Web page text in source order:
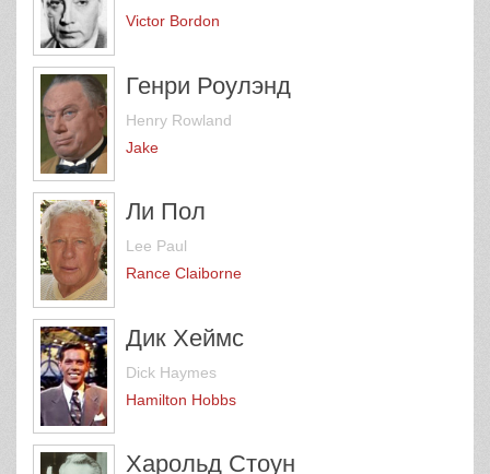
Victor Bordon
Генри Роулэнд
Henry Rowland
Jake
Ли Пол
Lee Paul
Rance Claiborne
Дик Хеймс
Dick Haymes
Hamilton Hobbs
Харольд Стоун